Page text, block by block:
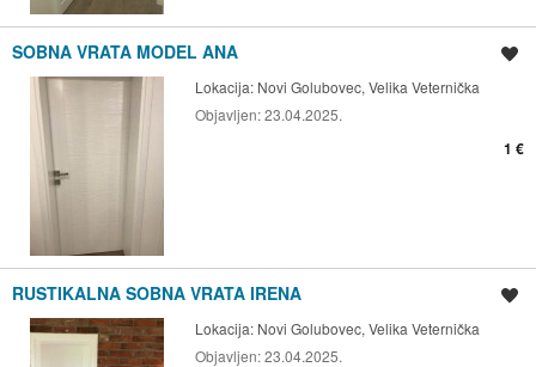
SOBNA VRATA MODEL ANA
Lokacija: Novi Golubovec, Velika Veternička
Objavljen:23.04.2025.
1 €
RUSTIKALNA SOBNA VRATA IRENA
Lokacija: Novi Golubovec, Velika Veternička
Objavljen:23.04.2025.